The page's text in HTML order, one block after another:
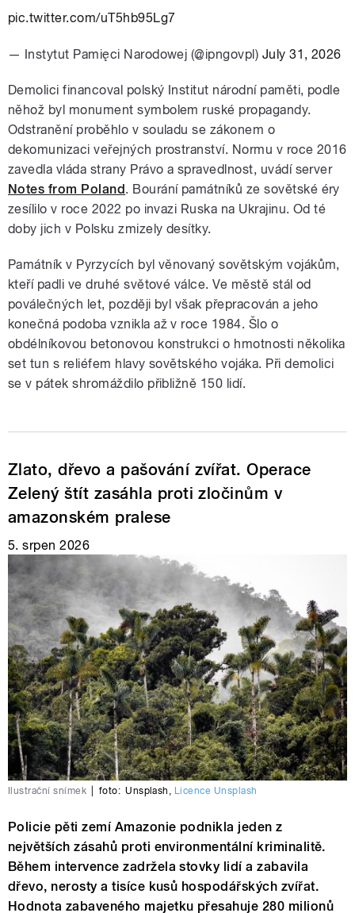
pic.twitter.com/uT5hb95Lg7
— Instytut Pamięci Narodowej (@ipngovpl) July 31, 2026
Demolici financoval polský Institut národní paměti, podle
něhož byl monument symbolem ruské propagandy.
Odstranění proběhlo v souladu se zákonem o
dekomunizaci veřejných prostranství. Normu v roce 2016
zavedla vláda strany Právo a spravedlnost, uvádí server
Notes from Poland. Bourání památníků ze sovětské éry
zesílilo v roce 2022 po invazi Ruska na Ukrajinu. Od té
doby jich v Polsku zmizely desítky.
Památník v Pyrzycích byl věnovaný sovětským vojákům,
kteří padli ve druhé světové válce. Ve městě stál od
poválečných let, později byl však přepracován a jeho
konečná podoba vznikla až v roce 1984. Šlo o
obdélníkovou betonovou konstrukci o hmotnosti několika
set tun s reliéfem hlavy sovětského vojáka. Při demolici
se v pátek shromáždilo přibližně 150 lidí.
Zlato, dřevo a pašování zvířat. Operace
Zelený štít zasáhla proti zločinům v
amazonském pralese
5. srpen 2026
Ilustrační snímek foto: Unsplash , Licence Unsplash
Policie pěti zemí Amazonie podnikla jeden z
největších zásahů proti environmentální kriminalitě.
Během intervence zadržela stovky lidí a zabavila
dřevo, nerosty a tisíce kusů hospodářských zvířat.
Hodnota zabaveného majetku přesahuje 280 milionů